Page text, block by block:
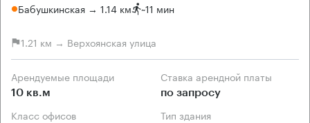
Бабушкинская → 1.14 км ~11 мин
1.21 км → Верхоянская улица
Арендуемые площади
10 кв.м
Ставка арендной платы
по запросу
Класс офисов Тип здания